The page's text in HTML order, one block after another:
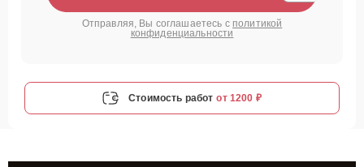
Отправляя, Вы соглашаетесь с политикой
конфиденциальности
Стоимость работ от 1200 ₽